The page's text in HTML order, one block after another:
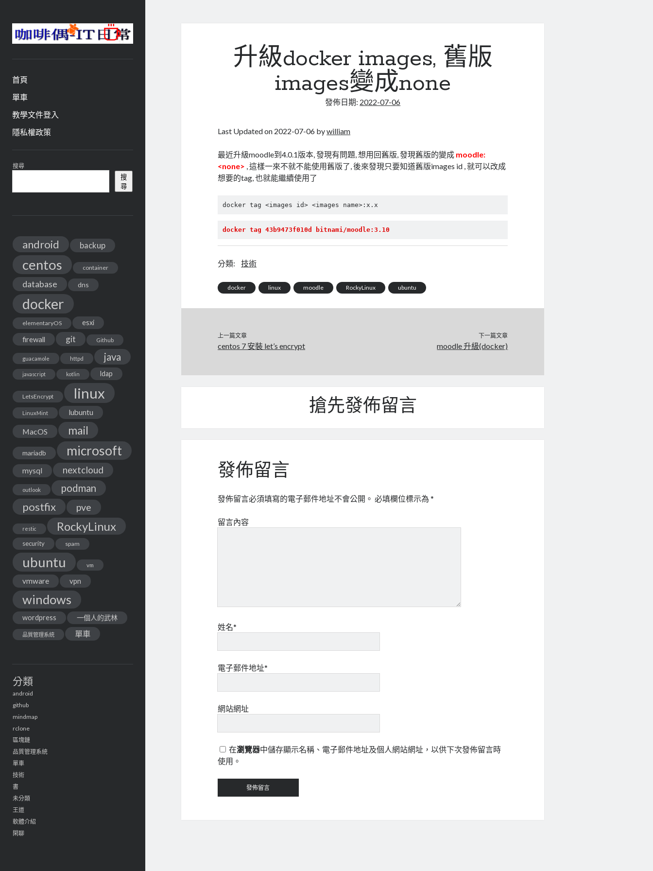
咖
啡
與
IT
日
常
首頁
單車
教學文件登入
隱私權政策
資
訊
欄
搜尋
搜
尋
android backup
centos container
database dns
docker
elementaryOS esxi
firewall git Github
guacamole httpd java
javascript kotlin ldap
LetsEncrypt linux
LinuxMint lubuntu
MacOS mail
mariadb microsoft
mysql nextcloud
outlook podman
postfix pve
restic RockyLinux
security spam
ubuntu vm
vmware vpn
windows
wordpress 一個人的武林
品質管理系統 單車
分類
android
github
mindmap
rclone
區塊鏈
品質管理系統
單車
技術
書
未分類
王道
軟體介紹
閑聊
升級docker images, 舊版
images變成none
發佈日期: 2022-07-06
Last Updated on 2022-07-06 bywilliam
最近升級moodle到4.0.1版本, 發現有問題, 想用回舊版, 發現舊版的變成 moodle:
<none> , 這樣一來不就不能使用舊版了, 後來發現只要知道舊版images id , 就可以改成
想要的tag, 也就能繼續使用了
docker tag <images id> <images name>:x.x
docker tag 43b9473f010d bitnami/moodle:3.10
分類: 技術
docker linux moodle RockyLinux ubuntu
上一篇文章
centos 7 安裝 let’s encrypt
下一篇文章
moodle 升級(docker)
搶先發佈留言
發佈留言
發佈留言必須填寫的電子郵件地址不會公開。 必填欄位標示為*
留言內容
姓名*
電子郵件地址*
網站網址
在瀏覽器中儲存顯示名稱、電子郵件地址及個人網站網址，以供下次發佈留言時
使用。